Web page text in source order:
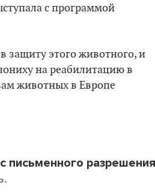
с программой
защиту этого животного, и
на реабилитацию в
животных в Европе
письменного разрешения